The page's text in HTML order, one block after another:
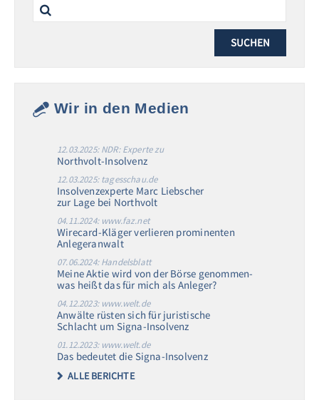
for:
Wir in den Medien
12.03.2025: NDR: Experte zu
Northvolt-Insolvenz
12.03.2025: tagesschau.de
Insolvenzexperte Marc Liebscher
zur Lage bei Northvolt
04.11.2024: www.faz.net
Wirecard-Kläger verlieren prominenten
Anlegeranwalt
07.06.2024: Handelsblatt
Meine Aktie wird von der Börse genommen-
was heißt das für mich als Anleger?
04.12.2023: www.welt.de
Anwälte rüsten sich für juristische
Schlacht um Signa-Insolvenz
01.12.2023: www.welt.de
Das bedeutet die Signa-Insolvenz
ALLE BERICHTE